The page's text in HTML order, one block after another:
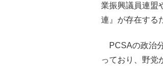
業振興議員連盟
連』が存在する
PCSAの政治
っており、野党